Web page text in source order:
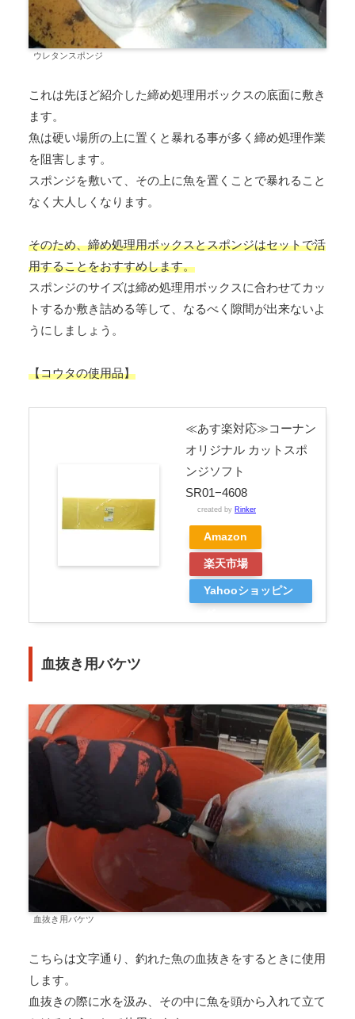
ウレタンスポンジ
これは先ほど紹介した締め処理用ボックスの底面に敷き
ます。
魚は硬い場所の上に置くと暴れる事が多く締め処理作業
を阻害します。
スポンジを敷いて、その上に魚を置くことで暴れること
なく大人しくなります。
そのため、締め処理用ボックスとスポンジはセットで活
用することをおすすめします。
スポンジのサイズは締め処理用ボックスに合わせてカッ
トするか敷き詰める等して、なるべく隙間が出来ないよ
うにしましょう。
【コウタの使用品】
≪あす楽対応≫コーナン
オリジナル カットスポ
ンジソフト
SR01−4608
created by Rinker
Amazon
楽天市場
Yahooショッピン
血抜き用バケツ
血抜き用バケツ
こちらは文字通り、釣れた魚の血抜きをするときに使用
します。
血抜きの際に水を汲み、その中に魚を頭から入れて立て